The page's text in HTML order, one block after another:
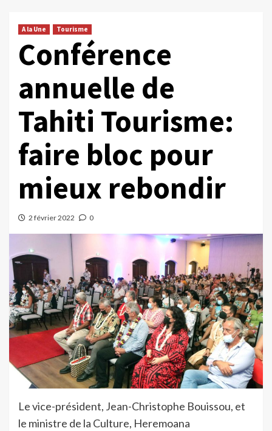
A la Une Tourisme
Conférence
annuelle de
Tahiti Tourisme:
faire bloc pour
mieux rebondir
2 février 2022 0
Le vice-président, Jean-Christophe Bouissou, et
le ministre de la Culture, Heremoana